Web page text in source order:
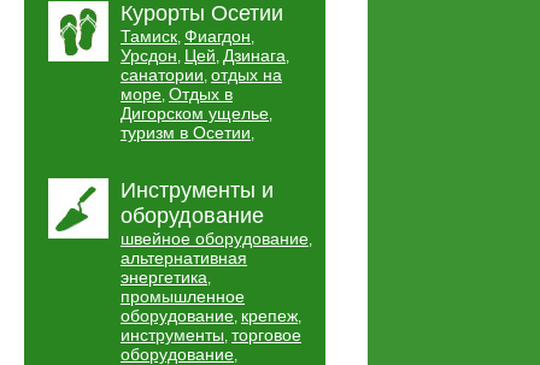
Курорты Осетии
Тамиск, Фиагдон,
Урсдон, Цей, Дзинага,
санатории, отдых на
море, Отдых в
Дигорском ущелье,
туризм в Осетии,
Инструменты и
оборудование
швейное оборудование,
альтернативная
энергетика,
промышленное
оборудование, крепеж,
инструменты, торговое
оборудование,